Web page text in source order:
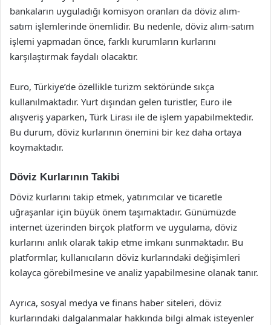
bankaların uyguladığı komisyon oranları da döviz alım-
satım işlemlerinde önemlidir. Bu nedenle, döviz alım-satım
işlemi yapmadan önce, farklı kurumların kurlarını
karşılaştırmak faydalı olacaktır.
Euro, Türkiye’de özellikle turizm sektöründe sıkça
kullanılmaktadır. Yurt dışından gelen turistler, Euro ile
alışveriş yaparken, Türk Lirası ile de işlem yapabilmektedir.
Bu durum, döviz kurlarının önemini bir kez daha ortaya
koymaktadır.
Döviz Kurlarının Takibi
Döviz kurlarını takip etmek, yatırımcılar ve ticaretle
uğraşanlar için büyük önem taşımaktadır. Günümüzde
internet üzerinden birçok platform ve uygulama, döviz
kurlarını anlık olarak takip etme imkanı sunmaktadır. Bu
platformlar, kullanıcıların döviz kurlarındaki değişimleri
kolayca görebilmesine ve analiz yapabilmesine olanak tanır.
Ayrıca, sosyal medya ve finans haber siteleri, döviz
kurlarındaki dalgalanmalar hakkında bilgi almak isteyenler